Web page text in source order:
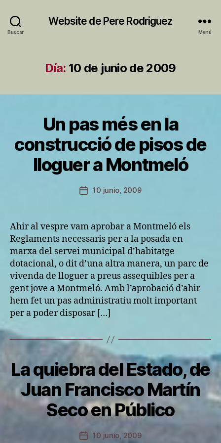
Buscar
Website de Pere Rodriguez
Menú
Día: 10 de junio de 2009
CategoríasUn pas més en la
construcció de pisos de
lloguer a Montmeló
Autor
de
P
o
e
Fecha
entrada
10 junio, 2009
Ahir al vespre vam aprobar a Montmeló els
Reglaments necessaris per a la posada en
marxa del servei municipal d’habitatge
dotacional, o dit d’una altra manera, un parc de
vivenda de lloguer a preus assequibles per a
gent jove a Montmeló. Amb l’aprobació d’ahir
hem fet un pas administratiu molt important
per a poder disposar […]
Categorías
SLa quiebra del Estado, de
Juan Francisco Martín
Seco en Público
Autor
P
o
r
e
Fecha10 junio, 2009